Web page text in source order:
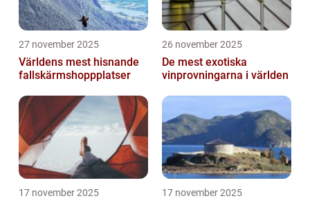
27 november 2025
Världens mest hisnande
fallskärmshoppplatser
26 november 2025
De mest exotiska
vinprovningarna i världen
17 november 2025 17 november 2025